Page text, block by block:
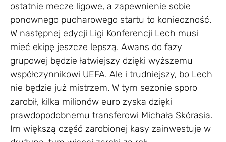
ostatnie mecze ligowe, a zapewnienie sobie
ponownego pucharowego startu to konieczność.
W następnej edycji Ligi Konferencji Lech musi
mieć ekipę jeszcze lepszą. Awans do fazy
grupowej będzie łatwiejszy dzięki wyższemu
współczynnikowi UEFA. Ale i trudniejszy, bo Lech
nie będzie już mistrzem. W tym sezonie sporo
zarobił, kilka milionów euro zyska dzięki
prawdopodobnemu transferowi Michała Skórasia.
Im większą część zarobionej kasy zainwestuje w